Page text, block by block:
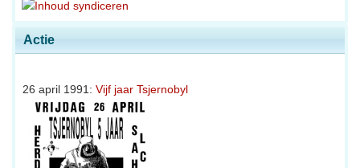
Actie
26 april 1991: Vijf jaar Tsjernobyl